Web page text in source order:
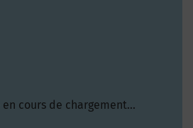
cours de chargement...